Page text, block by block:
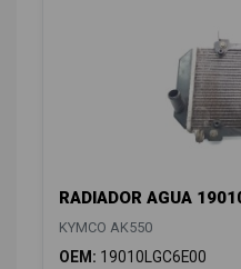
RADIADOR AGUA
KYMCO AK550
OEM: 19010LGC6E00